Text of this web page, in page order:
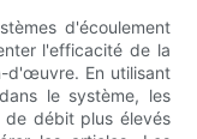
d'écoulement
l'efficacité de la
d'œuvre. En utilisant
le système, les
débit plus élevés